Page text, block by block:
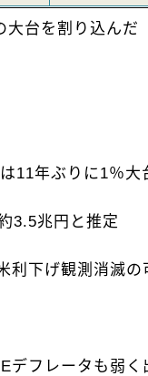
台を割り込んだ
11年ぶりに1％大
3.5兆円と推定
利下げ観測消滅の
フレータも弱く